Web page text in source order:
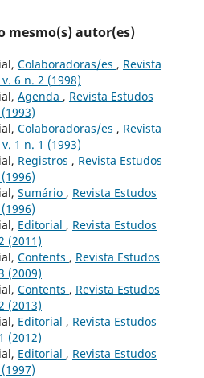
mesmo(s) autor(es)
Colaboradoras/es , Revista
6 n. 2 (1998)
Agenda , Revista Estudos
Colaboradoras/es , Revista
1 n. 1 (1993)
Registros , Revista Estudos
Sumário , Revista Estudos
Editorial , Revista Estudos
(2011)
Contents , Revista Estudos
(2009)
Contents , Revista Estudos
(2013)
Editorial , Revista Estudos
(2012)
Editorial , Revista Estudos